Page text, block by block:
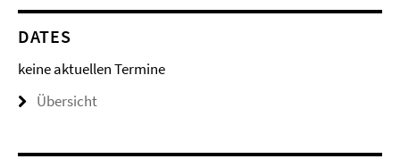
DATES
keine aktuellen Termine
Übersicht